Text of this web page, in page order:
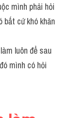
mình phải hỏi
bất cứ khó khăn
luôn để sau
mình có hỏi